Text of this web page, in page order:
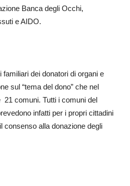
Banca degli Occhi,
e AIDO.
dei donatori di organi e
sul “tema del dono” che nel
21 comuni. Tutti i comuni del
infatti per i propri cittadini
consenso alla donazione degli